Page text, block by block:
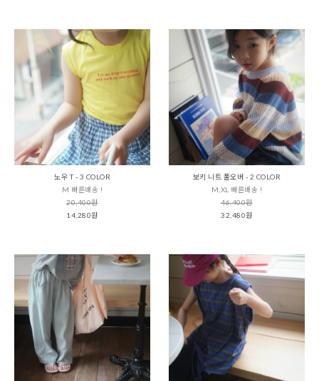
노우 T - 3 COLOR
M 빠른배송 !
20,400원
14,280원
보키 니트 풀오버 - 2 COLOR
M,XL 빠른배송 !
46,400원
32,480원